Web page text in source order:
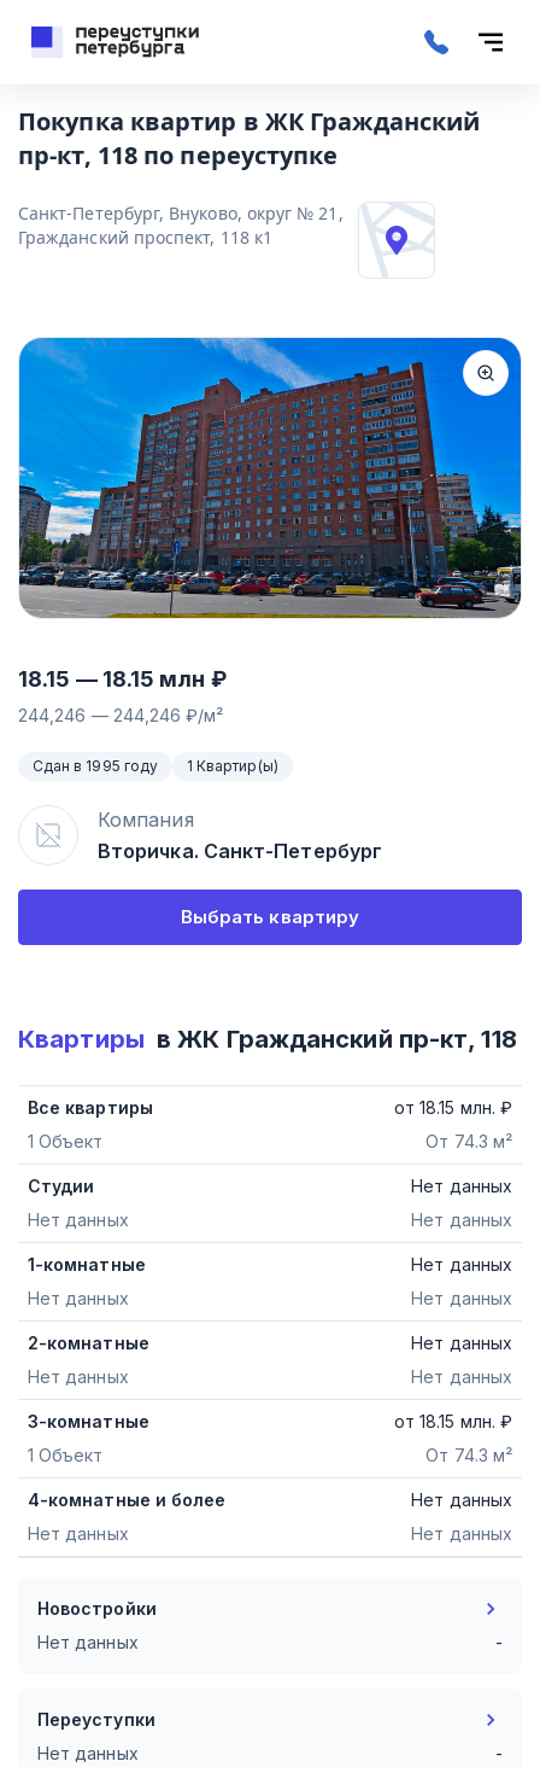
Покупка квартир в ЖК Гражданский
пр-кт, 118 по переуступке
Санкт-Петербург, Внуково, округ № 21,
Гражданский проспект, 118 к1
18.15 — 18.15 млн ₽
244,246 — 244,246 ₽/м²
Сдан в 1995 году 1 Квартир(ы)
Компания
Вторичка. Санкт-Петербург
Выбрать квартиру
Квартиры в ЖК Гражданский пр-кт, 118
Все квартиры
1 Объект
От 74.3 м²
от18.15 млн. ₽
Студии
Нет данных
Нет данных
Нет данных
1-комнатные
Нет данных
Нет данных
Нет данных
2-комнатные
Нет данных
Нет данных
Нет данных
3-комнатные
1 Объект
От 74.3 м²
от18.15 млн. ₽
4-комнатные и более
Нет данных
Нет данных
Нет данных
Новостройки
Нет данных
-
Переуступки
Нет данных
-